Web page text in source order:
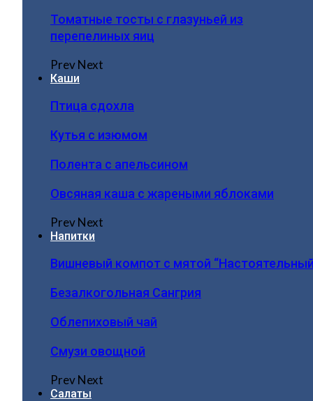
Томатные тосты с глазуньей из
перепелиных яиц
PrevNext
Каши
Птица сдохла
Кутья с изюмом
Полента с апельсином
Овсяная каша с жареными яблоками
PrevNext
Напитки
Вишневый компот с мятой
Безалкогольная Сангрия
Облепиховый чай
Смузи овощной
PrevNext
Салаты